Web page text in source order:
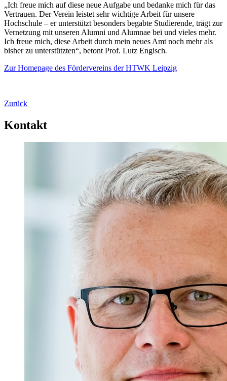
„Ich freue mich auf diese neue Aufgabe und bedanke mich für das
Vertrauen. Der Verein leistet sehr wichtige Arbeit für unsere
Hochschule – er unterstützt besonders begabte Studierende, trägt zur
Vernetzung mit unseren Alumni und Alumnae bei und vieles mehr.
Ich freue mich, diese Arbeit durch mein neues Amt noch mehr als
bisher zu unterstützten“, betont Prof. Lutz Engisch.
Zur Homepage des Fördervereins der HTWK Leipzig
Zurück
Kontakt